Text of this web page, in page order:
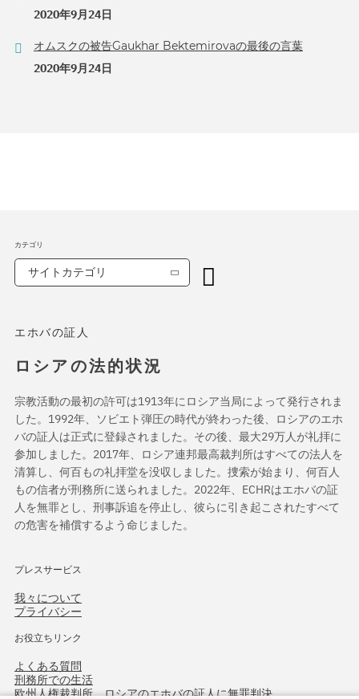
2020年9月24日
オムスクの被告Gaukhar Bektemirovaの最後の言葉
2020年9月24日
エホバの証人
ロシアの法的状況
宗教活動の最初の許可は1913年にロシア当局によって発行されま
した。1992年、ソビエト弾圧の時代が終わった後、ロシアのエホ
バの証人は正式に登録されました。その後、最大29万人が礼拝に
参加しました。2017年、ロシア連邦最高裁判所はすべての法人を
清算し、何百もの礼拝堂を没収しました。捜索が始まり、何百人
もの信者が刑務所に送られました。2022年、ECHRはエホバの証
人を無罪とし、刑事訴追を停止し、彼らに引き起こされたすべて
の危害を補償するよう命じました。
プレスサービス
我々について
プライバシー
お役立ちリンク
よくある質問
刑務所での生活
欧州人権裁判所、ロシアのエホバの証人に無罪判決
カテゴリ
サイトカテゴリ